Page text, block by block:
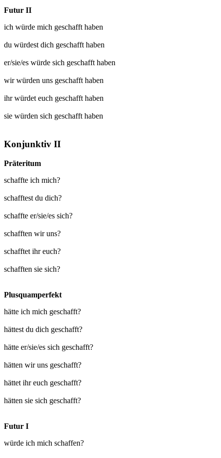
Futur II
ich würde mich geschaffthaben
du würdest dich geschaffthaben
er/sie/es würde sich geschaffthaben
wir würden uns geschaffthaben
ihr würdet euch geschaffthaben
sie würden sich geschaffthaben
Konjunktiv II
Präteritum
schaffte ich mich?
schafftest du dich?
schaffte er/sie/es sich?
schafften wir uns?
schafftet ihr euch?
schafften sie sich?
Plusquamperfekt
hätte ich mich geschafft?
hättest du dich geschafft?
hätte er/sie/es sich geschafft?
hätten wir uns geschafft?
hättet ihr euch geschafft?
hätten sie sich geschafft?
Futur I
würde ich mich schaffen?